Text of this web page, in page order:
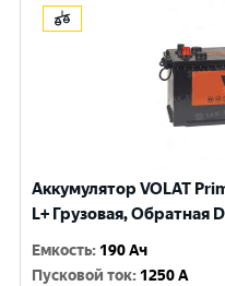
Аккумулятор VOLAT
L+ Грузовая, Обратная
Емкость: 190 Ач
Пусковой ток: 1250 A